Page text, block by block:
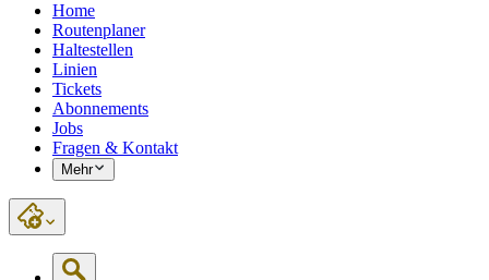
Home
Routenplaner
Haltestellen
Linien
Tickets
Abonnements
Jobs
Fragen & Kontakt
Mehr